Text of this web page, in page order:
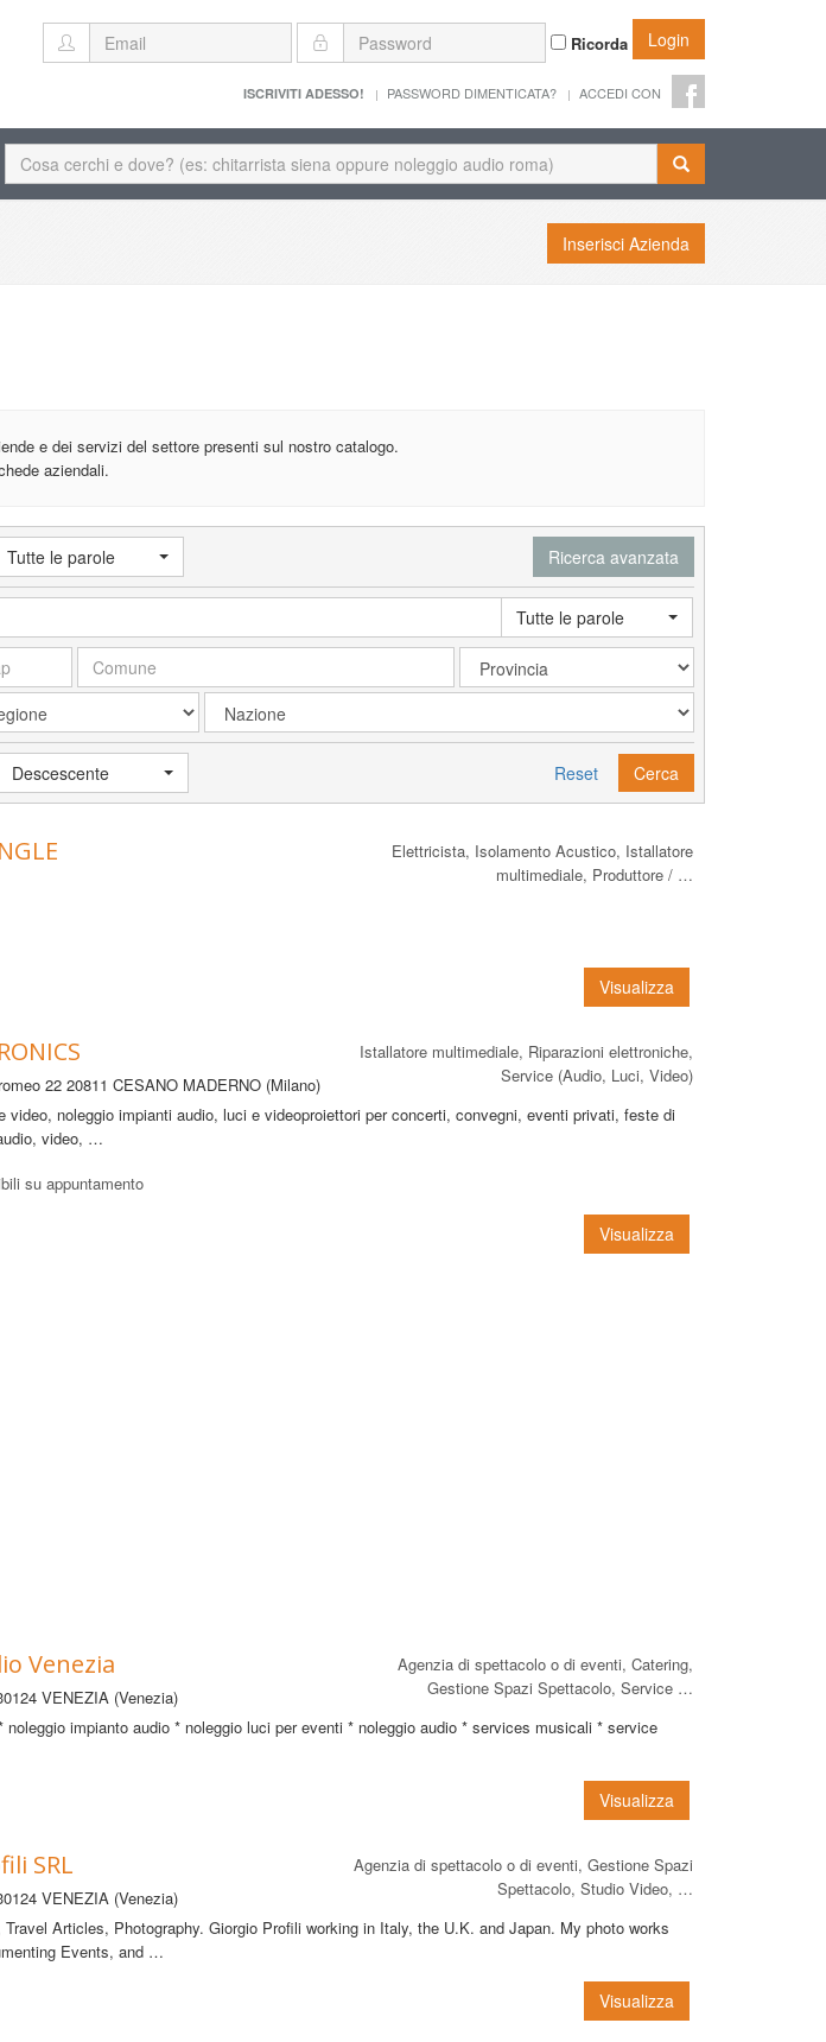
Ricorda Login
ISCRIVITI ADESSO! PASSWORD DIMENTICATA? ACCEDI CON
Inserisci Azienda
e dei servizi del settore presenti sul nostro catalogo.
aziendali.
Tutte le parole Ricerca avanzata
Tutte le parole
Reset Cerca
Descescente
Elettricista, Isolamento Acustico, Istallatore
multimediale, Produttore / …
Visualizza
Istallatore multimediale, Riparazioni elettroniche,
Service (Audio, Luci, Video)
22 20811 CESANO MADERNO (Milano)
video, noleggio impianti audio, luci e videoproiettori per concerti, convegni, eventi privati, feste di
video, …
su appuntamento
Visualizza
Agenzia di spettacolo o di eventi, Catering,
Gestione Spazi Spettacolo, Service …
Venezia
VENEZIA (Venezia)
noleggio impianto audio * noleggio luci per eventi * noleggio audio * services musicali * service
Visualizza
Agenzia di spettacolo o di eventi, Gestione Spazi
Spettacolo, Studio Video, …
SRL
VENEZIA (Venezia)
Travel Articles, Photography. Giorgio Profili working in Italy, the U.K. and Japan. My photo works
Events, and …
Visualizza